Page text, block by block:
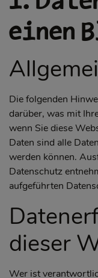
einen
Die folgenden
darüber, was mit
wenn Sie diese
Daten sind alle
werden können.
Datenschutz
aufgeführten
dieser
Wer ist